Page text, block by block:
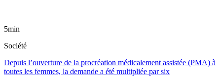
5min
Société
Depuis l’ouverture de la procréation médicalement assistée (PMA) à
toutes les femmes, la demande a été multipliée par six